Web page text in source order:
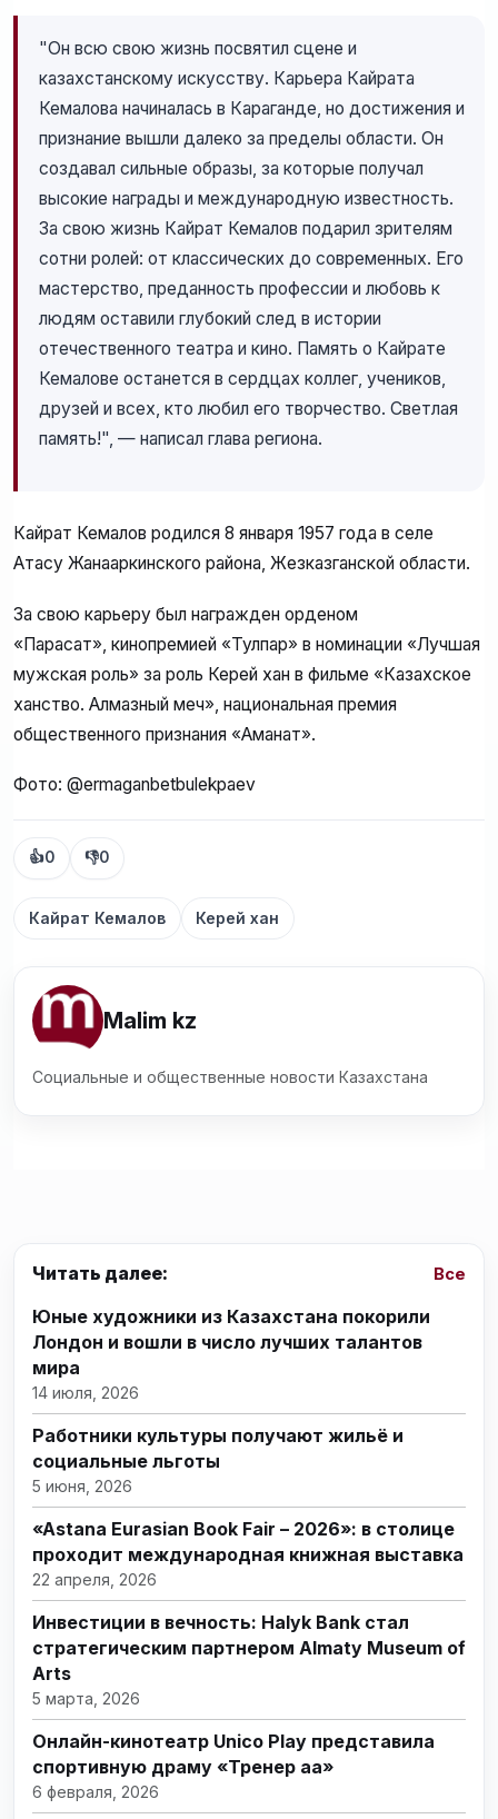
"Он всю свою жизнь посвятил сцене и
казахстанскому искусству. Карьера Кайрата
Кемалова начиналась в Караганде, но достижения и
признание вышли далеко за пределы области. Он
создавал сильные образы, за которые получал
высокие награды и международную известность.
За свою жизнь Кайрат Кемалов подарил зрителям
сотни ролей: от классических до современных. Его
мастерство, преданность профессии и любовь к
людям оставили глубокий след в истории
отечественного театра и кино. Память о Кайрате
Кемалове останется в сердцах коллег, учеников,
друзей и всех, кто любил его творчество. Светлая
память!", — написал глава региона.
Кайрат Кемалов родился 8 января 1957 года в селе
Атасу Жанааркинского района, Жезказганской области.
За свою карьеру был награжден орденом
«Парасат», кинопремией «Тулпар» в номинации «Лучшая
мужская роль» за роль Керей хан в фильме «Казахское
ханство. Алмазный меч», национальная премия
общественного признания «Аманат».
Фото: @ermaganbetbulekpaev
👍0 👎0
Кайрат Кемалов Керей хан
Malim kz
Социальные и общественные новости Казахстана
Читать далее: Все
Юные художники из Казахстана покорили
Лондон и вошли в число лучших талантов
мира
14 июля, 2026
Работники культуры получают жильё и
социальные льготы
5 июня, 2026
«Astana Eurasian Book Fair – 2026»: в столице
проходит международная книжная выставка
22 апреля, 2026
Инвестиции в вечность: Halyk Bank стал
стратегическим партнером Almaty Museum of
Arts
5 марта, 2026
Онлайн-кинотеатр Unico Play представила
спортивную драму «Тренер аға»
6 февраля, 2026